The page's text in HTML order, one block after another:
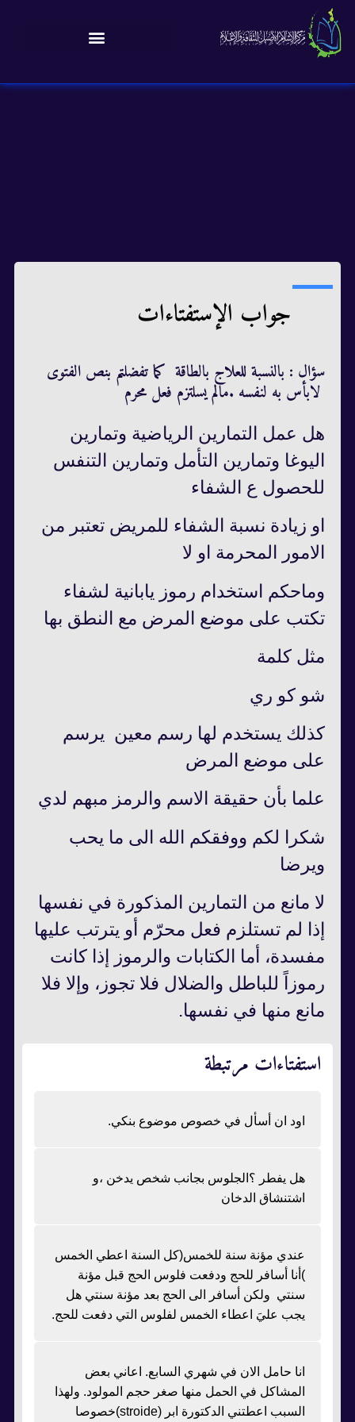
جواب الإستفتاءات
سؤال : بالنسبة للعلاج بالطاقة كما تفضلتم بنص الفتوى
لابأس به لنفسه .مالم يسلتزم فعل محرم
هل عمل التمارين الرياضية وتمارين
اليوغا وتمارين التأمل وتمارين التنفس
للحصول ع الشفاء
او زيادة نسبة الشفاء للمريض تعتبر من
الامور المحرمة او لا
وماحكم استخدام رموز يابانية لشفاء
تكتب على موضع المرض مع النطق بها
مثل كلمة
شو كو ري
كذلك يستخدم لها رسم معين يرسم
على موضع المرض
علما بأن حقيقة الاسم والرمز مبهم لدي
شكرا لكم ووفقكم الله الى ما يحب
ويرضا
لا مانع من التمارين المذكورة في نفسها
إذا لم تستلزم فعل محرّم أو يترتب عليها
مفسدة، أما الكتابات والرموز إذا كانت
رموزاً للباطل والضلال فلا تجوز، وإلا فلا
مانع منها في نفسها.
استفتاءات مرتبطة
اود ان أسأل في خصوص موضوع بنكي.
هل يفطر ؟الجلوس بجانب شخص يدخن ،و
اشتنشاق الدخان
عندي مؤنة سنة للخمس(كل السنة اعطي الخمس
)أنا أسافر للحج ودفعت فلوس الحج قبل مؤنة
سنتي ولكن أسافر الى الحج بعد مؤنة سنتي هل
يجب عليَ اعطاء الخمس لفلوس التي دفعت للحج.
انا حامل الان في شهري السابع. اعاني بعض
المشاكل في الحمل منها صغر حجم المولود. ولهذا
السبب اعطتني الدكتورة ابر (stroide)خصوصا